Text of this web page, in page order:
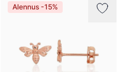
Alennus -15%